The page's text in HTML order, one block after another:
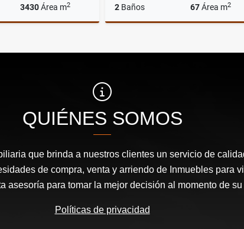
3430Área m2
$500.000.000
2 Baños 67Área m2
$420.000.000
QUIÉNES SOMOS
que brinda a nuestros clientes un servicio de
de compra, venta y arriendo de Inmuebles para
asesoría para tomar la mejor decisión al momento de
Políticas de privacidad